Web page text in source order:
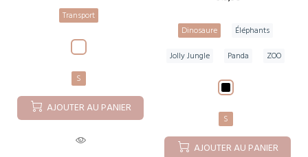
Transport
S
AJOUTER AU PANIER
Dinosaure
Éléphants
Jolly Jungle
Panda ZOO
S
AJOUTER AU PANIER